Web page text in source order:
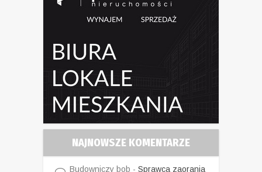
NAJNOWSZE KOMENTARZE
Budowniczy bob - Sprawca zaorania